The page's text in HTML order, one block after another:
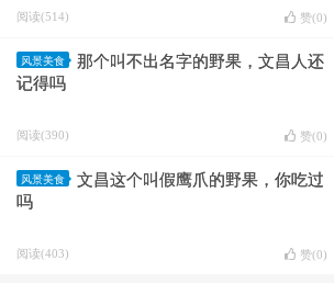
阅读(514) 赞(0)
风景美食
那个叫不出名字的野果，文昌人还
记得吗
阅读(390) 赞(0)
风景美食
文昌这个叫假鹰爪的野果，你吃过
吗
阅读(403) 赞(0)